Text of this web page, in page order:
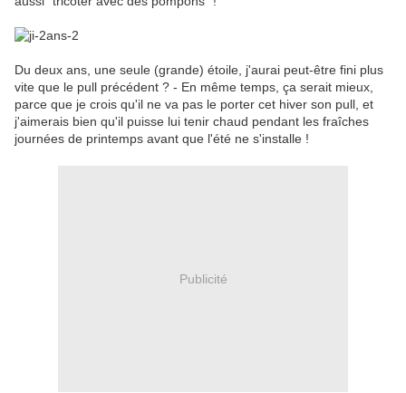
Du deux ans, une seule (grande) étoile, j'aurai peut-être fini plus
vite que le pull précédent ? - En même temps, ça serait mieux,
parce que je crois qu'il ne va pas le porter cet hiver son pull, et
j'aimerais bien qu'il puisse lui tenir chaud pendant les fraîches
journées de printemps avant que l'été ne s'installe !
Publicité